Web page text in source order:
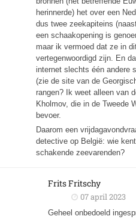
herinnerde) het over een
dus twee zeekapiteins
een schaakopening is
maar ik vermoed dat ze in
vertegenwoordigd zijn. En
internet slechts één andere
(zie de site van de
rangen? Ik weet alleen van
Kholmov, die in de Tweede
bevoer.
Daarom een
detective op België: wie
schakende zeevarenden?
Frits Fritschy
07 april 2023
Geheel onbedoeld